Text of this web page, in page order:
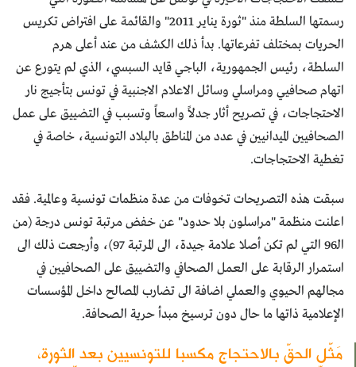
رسمتها السلطة منذ "ثورة يناير 2011" والقائمة على افتراض تكريس
الحريات بمختلف تفرعاتها. بدأ ذلك الكشف من عند أعلى هرم
السلطة، رئيس الجمهورية، الباجي قايد السبسي، الذي لم يتورع عن
اتهام صحافيي ومراسلي وسائل الاعلام الاجنبية في تونس بتأجيج نار
الاحتجاجات، في تصريح أثار جدلاً واسعاً وتسبب في التضييق على عمل
الصحافيين الميدانيين في عدد من المناطق بالبلاد التونسية، خاصة في
تغطية الاحتجاجات.
سبقت هذه التصريحات تخوفات من عدة منظمات تونسية وعالمية. فقد
اعلنت منظمة "مراسلون بلا حدود" عن خفض مرتبة تونس درجة (من
الـ96 التي لم تكن أصلا علامة جيدة، الى المرتبة 97)، وأرجعت ذلك الى
استمرار الرقابة على العمل الصحافي والتضييق على الصحافيين في
مجالهم الحيوي والعملي اضافة الى تضارب المصالح داخل المؤسسات
الإعلامية ذاتها ما حال دون ترسيخ مبدأ حرية الصحافة.
مَثّل الحقّ بالاحتجاج مكسبا للتونسيين بعد الثورة،